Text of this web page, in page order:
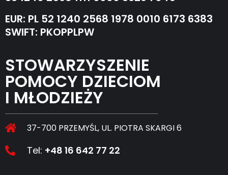
EUR: PL 52 1240 2568 1978 0010 6173 6383
SWIFT: PKOPPLPW
STOWARZYSZENIE
POMOCY DZIECIOM
I MŁODZIEŻY
37-700 PRZEMYŚL, UL. PIOTRA SKARGI 6
Tel: +48 16 642 77 22